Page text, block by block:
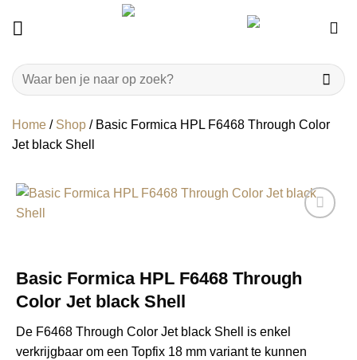
Zoeken
naar:
Home / Shop / Basic Formica HPL F6468 Through Color
Jet black Shell
Basic Formica HPL F6468 Through
Color Jet black Shell
De F6468 Through Color Jet black Shell is enkel
verkrijgbaar om een Topfix 18 mm variant te kunnen